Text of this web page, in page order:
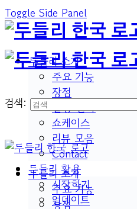
Toggle Side Panel
두들리 소개
주요 기능
장점
활용 분야
쇼케이스
리뷰 모음
Contact
두들리 활용
시작하기
업데이트
검색:
두들리 소개
주요 기능
장점